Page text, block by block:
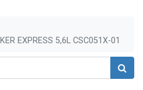
EXPRESS 5,6L CSC051X-01